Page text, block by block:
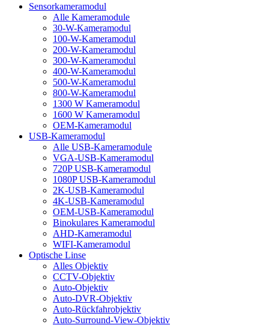
Sensorkameramodul
Alle Kameramodule
30-W-Kameramodul
100-W-Kameramodul
200-W-Kameramodul
300-W-Kameramodul
400-W-Kameramodul
500-W-Kameramodul
800-W-Kameramodul
1300 W Kameramodul
1600 W Kameramodul
OEM-Kameramodul
USB-Kameramodul
Alle USB-Kameramodule
VGA-USB-Kameramodul
720P USB-Kameramodul
1080P USB-Kameramodul
2K-USB-Kameramodul
4K-USB-Kameramodul
OEM-USB-Kameramodul
Binokulares Kameramodul
AHD-Kameramodul
WIFI-Kameramodul
Optische Linse
Alles Objektiv
CCTV-Objektiv
Auto-Objektiv
Auto-DVR-Objektiv
Auto-Rückfahrobjektiv
Auto-Surround-View-Objektiv